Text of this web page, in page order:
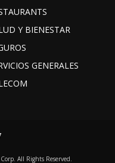
Y BIENESTAR
GENERALES
threads
All Rights Reserved.